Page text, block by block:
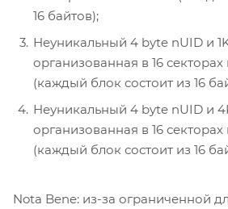
16 байтов);
Неуникальный 4 byte nUID и
организованная в 16
(каждый блок состоит из 16
Неуникальный 4 byte nUID и
организованная в 16
(каждый блок состоит из 16
Nota Bene: из-за ограниченной